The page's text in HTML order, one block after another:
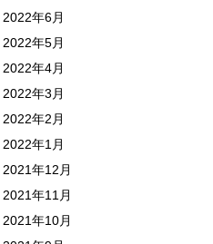
2022年6月
2022年5月
2022年4月
2022年3月
2022年2月
2022年1月
2021年12月
2021年11月
2021年10月